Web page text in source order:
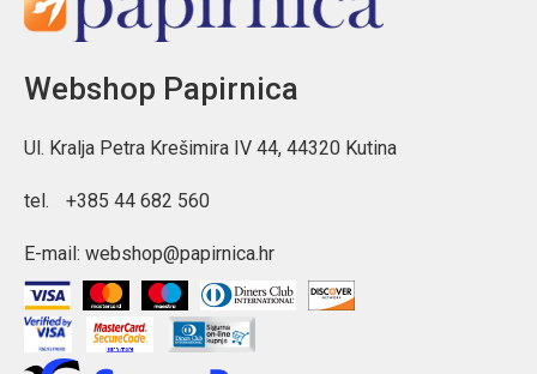
Webshop Papirnica
Ul. Kralja Petra Krešimira IV 44, 44320 Kutina
tel. +385 44 682 560
E-mail: webshop@papirnica.hr